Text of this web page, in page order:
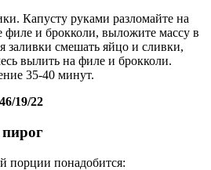
Капусту руками разломайте на
филе и брокколи, выложите массу в
заливки смешать яйцо и сливки,
вылить на филе и брокколи.
35-40 минут.
19/22
порции понадобится: